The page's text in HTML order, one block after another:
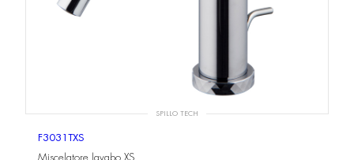
SPILLO TECH
F3031TXS
Miscelatore lavabo XS